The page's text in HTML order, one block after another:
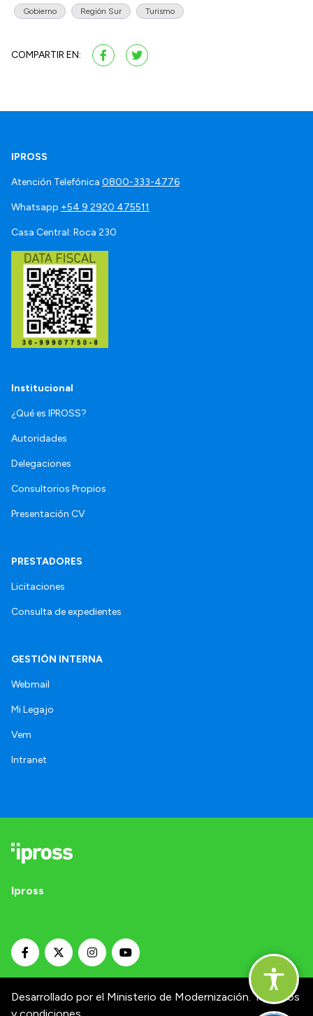
Gobierno Región Sur Turismo
COMPARTIR EN:
IPROSS
Atención Telefónica 0800-333-4776
Whatsapp +54 9 2920 475511
Casa Central: Roca 230
Institucional
¿Qué es IPROSS?
Autoridades
Delegaciones
Consultorios Propios
Presentación CV
PRESTADORES
Licitaciones
Consulta de expedientes
GESTIÓN INTERNA
Webmail
Mi Legajo
Vem
Intranet
Ipross
Desarrollado por el Ministerio de Modernización. Términos